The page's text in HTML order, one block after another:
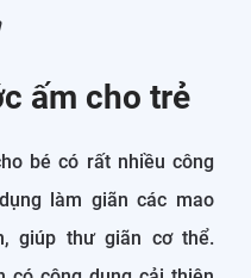
ấm cho trẻ
bé có rất nhiều công
làm giãn các mao
giúp thư giãn cơ thể.